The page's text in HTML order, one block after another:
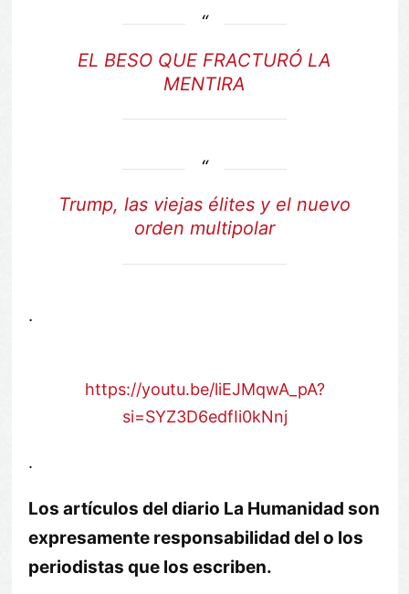
EL BESO QUE FRACTURÓ LA
MENTIRA
Trump, las viejas élites y el nuevo
orden multipolar
.
https://youtu.be/liEJMqwA_pA?
si=SYZ3D6edfIi0kNnj
.
Los artículos del diario La Humanidad son
expresamente responsabilidad del o los
periodistas que los escriben.